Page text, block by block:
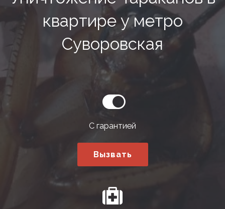
квартире у метро
Суворовская
С гарантией
Вызвать